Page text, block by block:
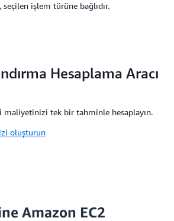
işlem türüne bağlıdır.
Hesaplama Aracı
maliyetinizi tek bir tahminle hesaplayın.
oluşturun
Amazon EC2